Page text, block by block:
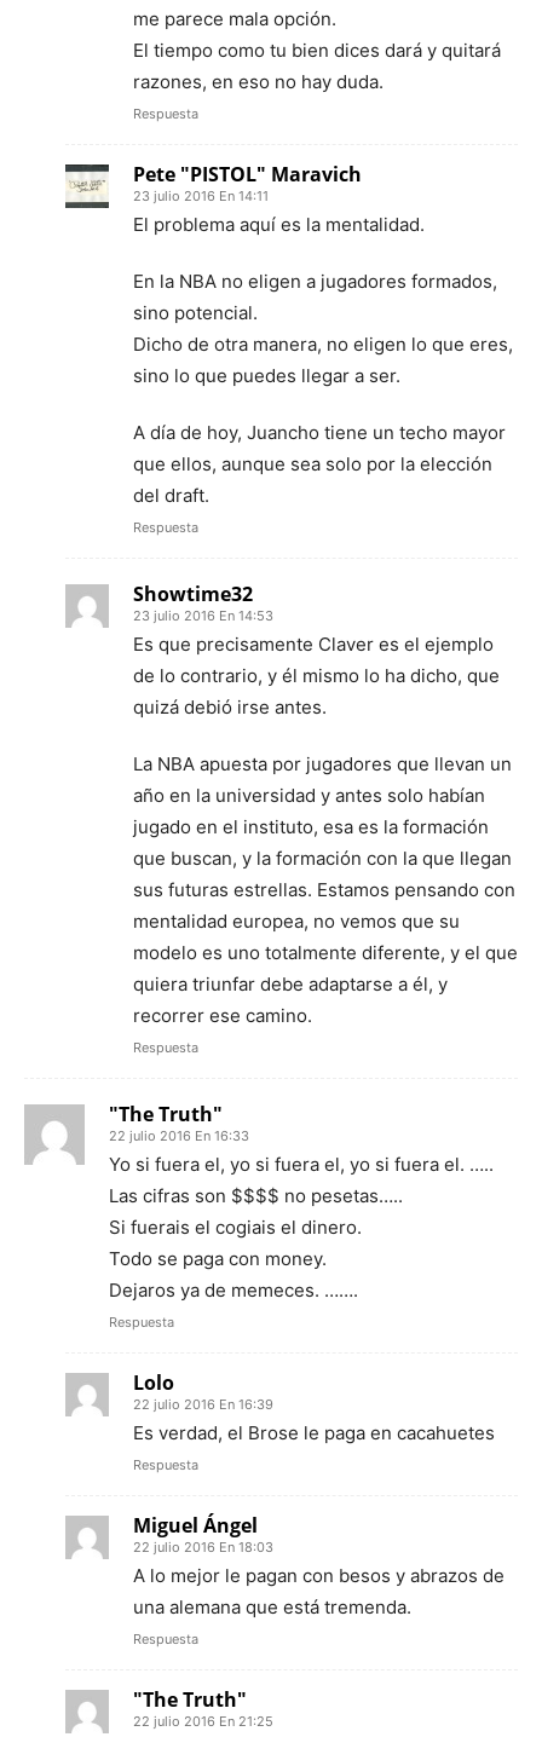
me parece mala opción.
El tiempo como tu bien dices dará y quitará
razones, en eso no hay duda.
Respuesta
Pete "PISTOL" Maravich
23 julio 2016 En 14:11
El problema aquí es la mentalidad.
En la NBA no eligen a jugadores formados,
sino potencial.
Dicho de otra manera, no eligen lo que eres,
sino lo que puedes llegar a ser.
A día de hoy, Juancho tiene un techo mayor
que ellos, aunque sea solo por la elección
del draft.
Respuesta
Showtime32
23 julio 2016 En 14:53
Es que precisamente Claver es el ejemplo
de lo contrario, y él mismo lo ha dicho, que
quizá debió irse antes.
La NBA apuesta por jugadores que llevan un
año en la universidad y antes solo habían
jugado en el instituto, esa es la formación
que buscan, y la formación con la que llegan
sus futuras estrellas. Estamos pensando con
mentalidad europea, no vemos que su
modelo es uno totalmente diferente, y el que
quiera triunfar debe adaptarse a él, y
recorrer ese camino.
Respuesta
"The Truth"
22 julio 2016 En 16:33
Yo si fuera el, yo si fuera el, yo si fuera el. …..
Las cifras son $$$$ no pesetas…..
Si fuerais el cogiais el dinero.
Todo se paga con money.
Dejaros ya de memeces. …….
Respuesta
Lolo
22 julio 2016 En 16:39
Es verdad, el Brose le paga en cacahuetes
Respuesta
Miguel Ángel
22 julio 2016 En 18:03
A lo mejor le pagan con besos y abrazos de
una alemana que está tremenda.
Respuesta
"The Truth"
22 julio 2016 En 21:25